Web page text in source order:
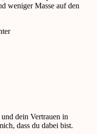
weniger Masse auf den
dein Vertrauen in
dass du dabei bist.